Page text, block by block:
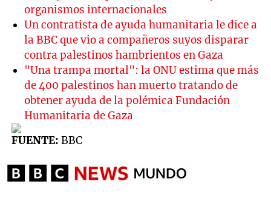
organismos internacionales
Un contratista de ayuda humanitaria le dice a
la BBC que vio a compañeros suyos disparar
contra palestinos hambrientos en Gaza
"Una trampa mortal": la ONU estima que más
de 400 palestinos han muerto tratando de
obtener ayuda de la polémica Fundación
Humanitaria de Gaza
FUENTE: BBC